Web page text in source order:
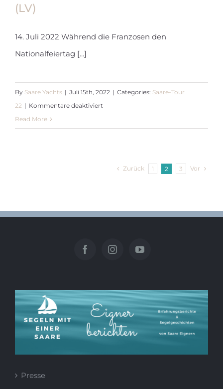
(LV)
(LV)
14. Juli 2022 Während die Franzosen den
Nationalfeiertag [...]
By Saare Yachts | Juli 15th, 2022 | Categories: Saare-Tour
22 | Kommentare deaktiviertfür
Read More
Zurück 1 2 3 Vor
Presse